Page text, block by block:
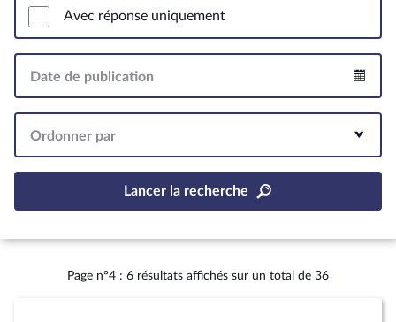
Avec réponse uniquement
Date de publication
Ordonner par
Lancer la recherche
Page n°4 : 6 résultats affichés sur un total de 36